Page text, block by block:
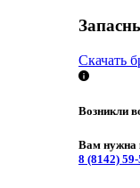
Скачать
Возникли
Вам нужна
8 (8142)